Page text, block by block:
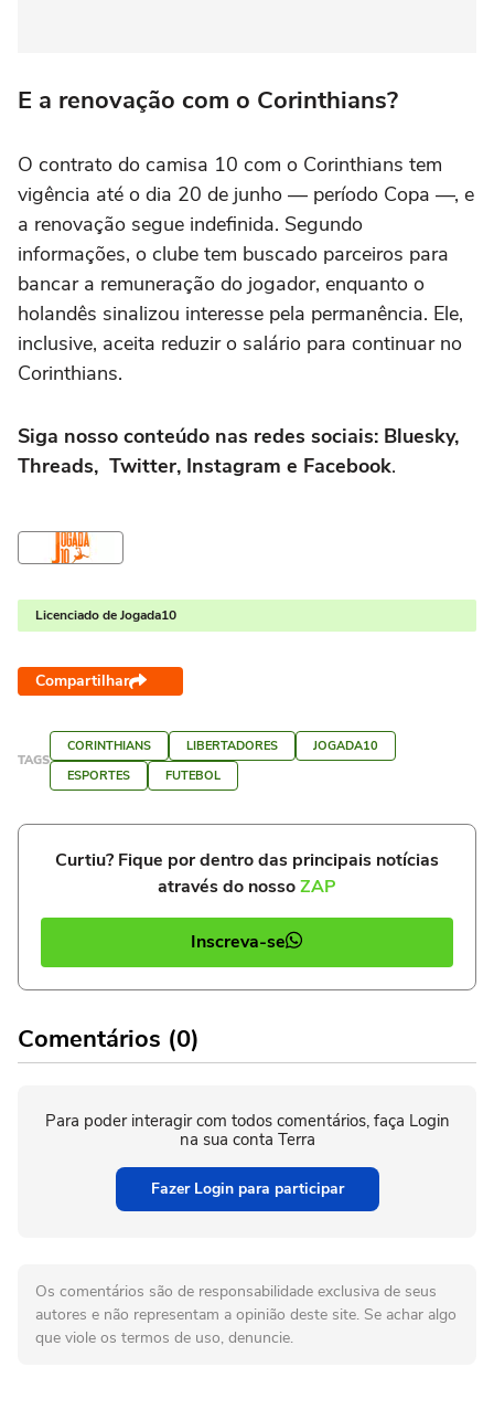
E a renovação com o Corinthians?
O contrato do camisa 10 com o Corinthians tem
vigência até o dia 20 de junho — período Copa —, e
a renovação segue indefinida. Segundo
informações, o clube tem buscado parceiros para
bancar a remuneração do jogador, enquanto o
holandês sinalizou interesse pela permanência. Ele,
inclusive, aceita reduzir o salário para continuar no
Corinthians.
Siga nosso conteúdo nas redes sociais: Bluesky,
Threads, Twitter, Instagram e Facebook.
Licenciado de Jogada10
Compartilhar
TAGS
CORINTHIANS LIBERTADORES
JOGADA10
ESPORTES
FUTEBOL
Curtiu? Fique por dentro das principais notícias
através do nossoZAP
Inscreva-se
Comentários (0)
Para poder interagir com todos comentários, faça Login
na sua conta Terra
Fazer Login para participar
Os comentários são de responsabilidade exclusiva de seus
autores e não representam a opinião deste site. Se achar algo
que viole os termos de uso, denuncie.